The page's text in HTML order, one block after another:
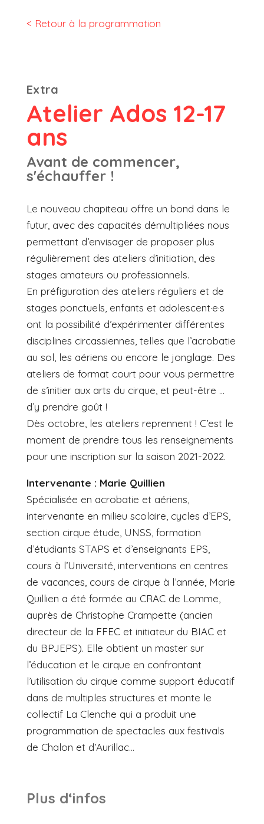
< Retour à la programmation
Extra
Atelier Ados 12-17
ans
Avant de commencer,
s'échauffer !
Le nouveau chapiteau offre un bond dans le
futur, avec des capacités démultipliées nous
permettant d’envisager de proposer plus
régulièrement des ateliers d’initiation, des
stages amateurs ou professionnels.
En préfiguration des ateliers réguliers et de
stages ponctuels, enfants et adolescent·e·s
ont la possibilité d’expérimenter différentes
disciplines circassiennes, telles que l’acrobatie
au sol, les aériens ou encore le jonglage. Des
ateliers de format court pour vous permettre
de s’initier aux arts du cirque, et peut-être …
d’y prendre goût !
Dès octobre, les ateliers reprennent ! C’est le
moment de prendre tous les renseignements
pour une inscription sur la saison 2021-2022.
Intervenante : Marie Quillien
Spécialisée en acrobatie et aériens,
intervenante en milieu scolaire, cycles d’EPS,
section cirque étude, UNSS, formation
d’étudiants STAPS et d’enseignants EPS,
cours à l’Université, interventions en centres
de vacances, cours de cirque à l’année, Marie
Quillien a été formée au CRAC de Lomme,
auprès de Christophe Crampette (ancien
directeur de la FFEC et initiateur du BIAC et
du BPJEPS). Elle obtient un master sur
l’éducation et le cirque en confrontant
l’utilisation du cirque comme support éducatif
dans de multiples structures et monte le
collectif La Clenche qui a produit une
programmation de spectacles aux festivals
de Chalon et d’Aurillac…
Plus d‘infos